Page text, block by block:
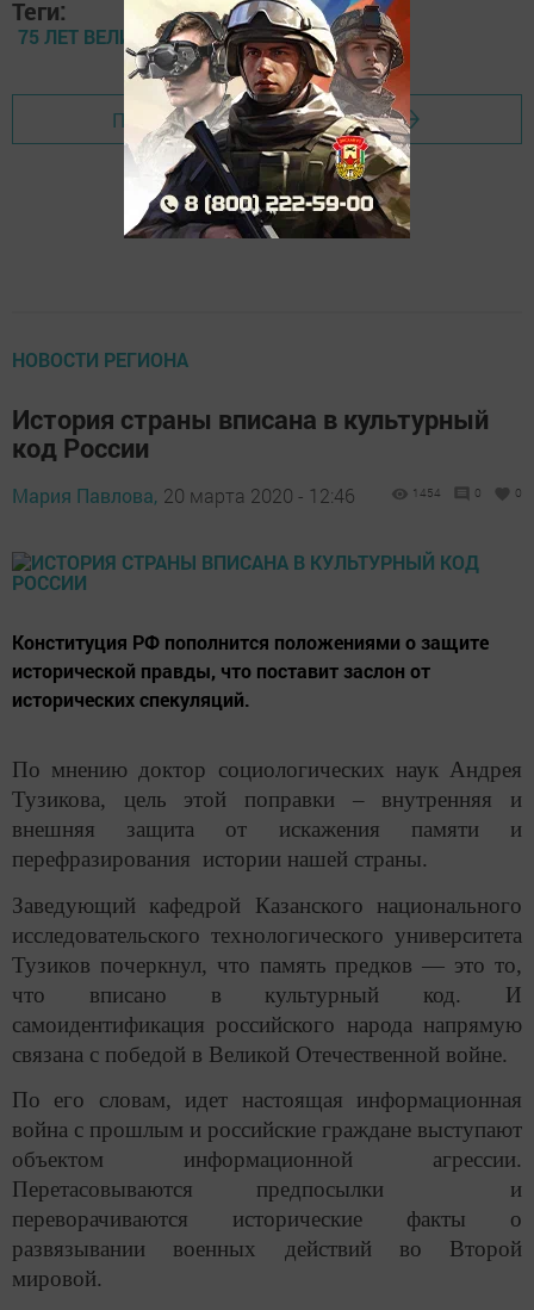
Теги:
75 ЛЕТ ВЕЛИКОЙ ПОБЕДЫ
Перейти на страницу новости
НОВОСТИ РЕГИОНА
История страны вписана в культурный
код России
Мария Павлова, 20 марта 2020 - 12:46 1454 0 0
Конституция РФ пополнится положениями о защите
исторической правды, что поставит заслон от
исторических спекуляций.
По мнению доктор социологических наук Андрея
Тузикова, цель этой поправки – внутренняя и
внешняя защита от искажения памяти и
перефразирования истории нашей страны.
Заведующий кафедрой Казанского национального
исследовательского технологического университета
Тузиков почеркнул, что память предков — это то,
что вписано в культурный код. И
самоидентификация российского народа напрямую
связана с победой в Великой Отечественной войне.
По его словам, идет настоящая информационная
война с прошлым и российские граждане выступают
объектом информационной агрессии.
Перетасовываются предпосылки и
переворачиваются исторические факты о
развязывании военных действий во Второй
мировой.